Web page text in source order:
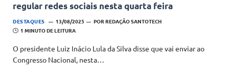
regular redes sociais nesta quarta feira
DESTAQUES 13/08/2025 PORREDAÇÃO SANTOTECH
1 MINUTO DE LEITURA
O presidente Luiz Inácio Lula da Silva disse que vai enviar ao
Congresso Nacional, nesta…